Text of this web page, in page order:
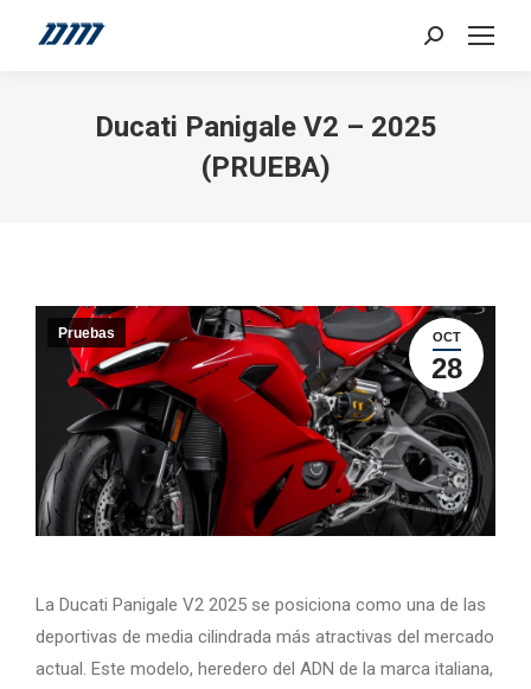
Search:
Ducati Panigale V2 – 2025
(PRUEBA)
OCT
28
Pruebas
La Ducati Panigale V2 2025 se posiciona como una de las
deportivas de media cilindrada más atractivas del mercado
actual. Este modelo, heredero del ADN de la marca italiana,